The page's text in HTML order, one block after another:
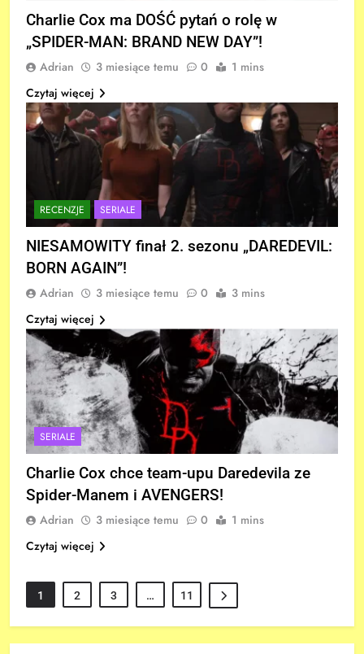
Charlie Cox ma DOŚĆ pytań o rolę w
„SPIDER-MAN: BRAND NEW DAY”!
Adrian 3 miesiące temu 0
1 mins
Czytaj więcej
RECENZJE SERIALE
NIESAMOWITY finał 2. sezonu „DAREDEVIL:
BORN AGAIN”!
Adrian 3 miesiące temu 0
3 mins
Czytaj więcej
SERIALE
Charlie Cox chce team-upu Daredevila ze
Spider-Manem i AVENGERS!
Adrian 3 miesiące temu 0
1 mins
Czytaj więcej
1 2 3 … 11